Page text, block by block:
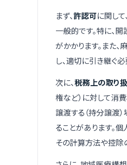
まず、許認可に関し
一般的です。特に、
がかかります。また
し、適切に引き継ぐ
次に、税務上の取り
権など）に対して消
譲渡する（持分譲渡
ることがあります。
その計算方法や控除